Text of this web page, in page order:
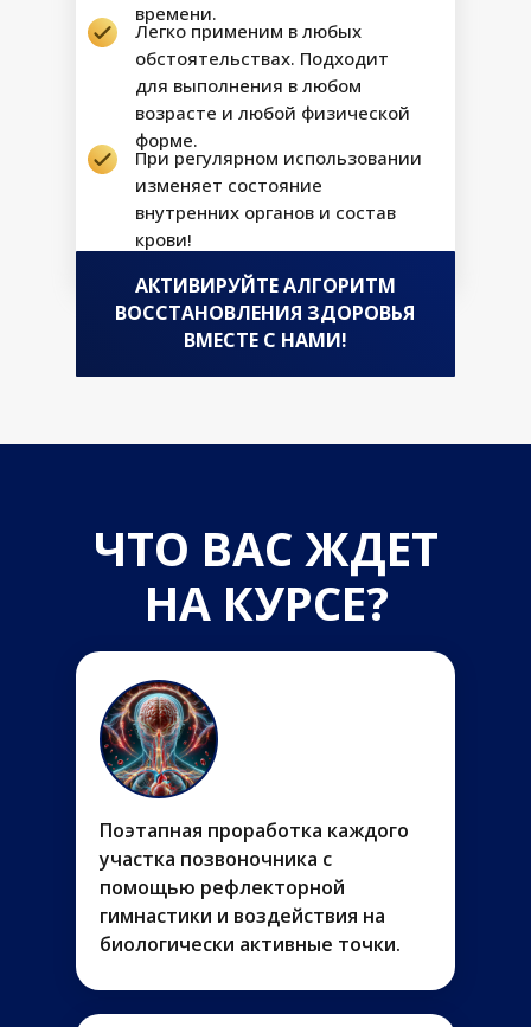
времени.
Легко применим в любых
обстоятельствах. Подходит
для выполнения в любом
возрасте и любой физической
форме.
АКТИВИРУЙТЕ АЛГОРИТМ
ВОССТАНОВЛЕНИЯ ЗДОРОВЬЯ
ВМЕСТЕ С НАМИ!
При регулярном использовании
изменяет состояние
внутренних органов и состав
крови!
ЧТО ВАС ЖДЕТ
НА КУРСЕ?
Поэтапная проработка каждого
участка позвоночника с
помощью рефлекторной
гимнастики и воздействия на
биологически активные точки.